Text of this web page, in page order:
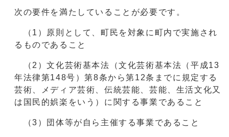
次の要件を満たしていることが必要です。
（1）原則として、町民を対象に町内で実施され
るものであること
（2）文化芸術基本法（文化芸術基本法（平成13
年法律第148号）第8条から第12条までに規定する
芸術、メディア芸術、伝統芸能、芸能、生活文化又
は国民的娯楽をいう）に関する事業であること
（3）団体等が自ら主催する事業であること